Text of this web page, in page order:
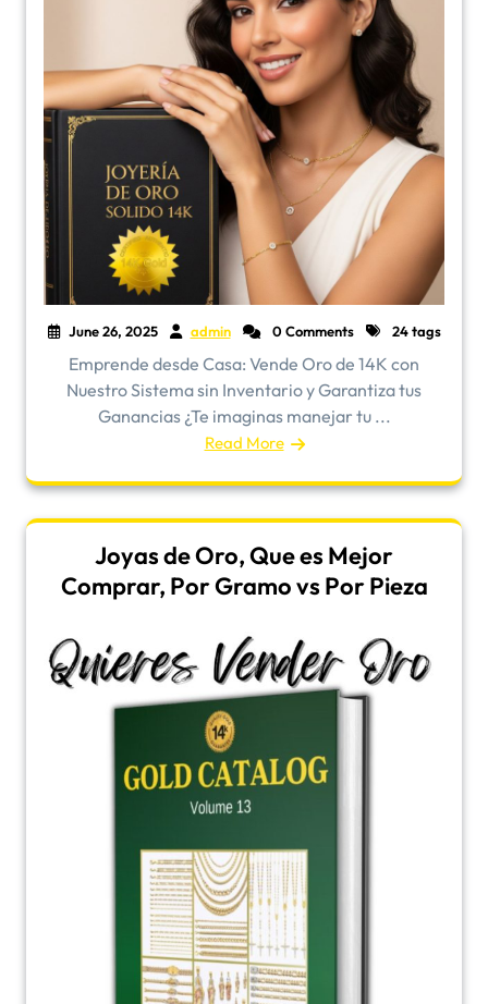
June 26, 2025 admin 0 Comments 24 tags
Emprende desde Casa: Vende Oro de 14K con
Nuestro Sistema sin Inventario y Garantiza tus
Ganancias ¿Te imaginas manejar tu ...
Read More
Joyas de Oro, Que es Mejor
Comprar, Por Gramo vs Por Pieza